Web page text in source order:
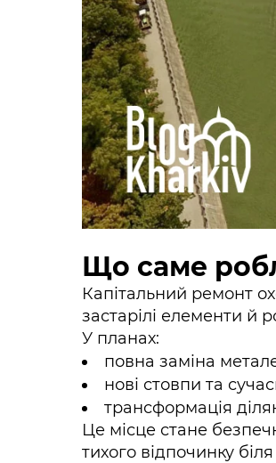
Що саме
Капітальний ремонт
застарілі елементи й
У планах:
повна заміна
нові стовпи та
трансформація
Це місце стане
тихого відпочинку